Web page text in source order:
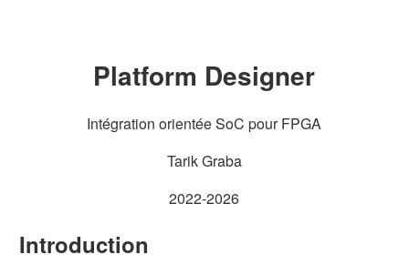
Platform Designer
Intégration orientée SoC pour FPGA
Tarik Graba
2022-2026
Ajout des éléments su système
Affectation des adresses de base
Exporter les entrées/sorties
Intégration dans le projet Quartus et programmation du FPGA
Introduction